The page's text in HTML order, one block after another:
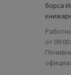
борса
от